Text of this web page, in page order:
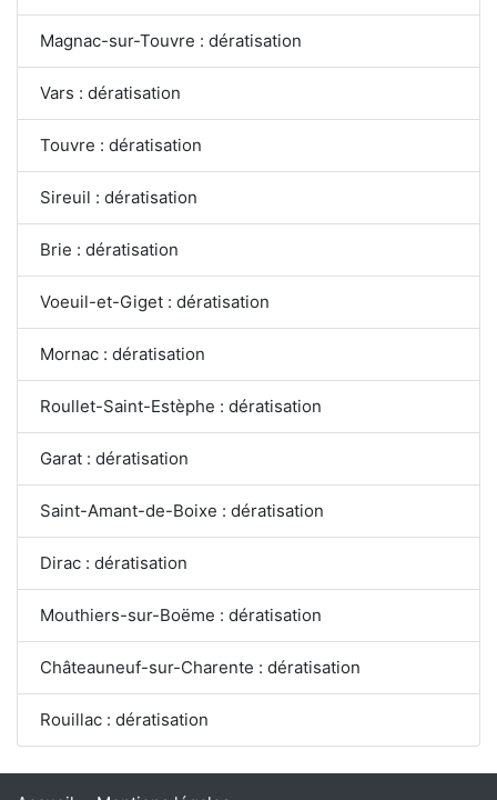
Magnac-sur-Touvre : dératisation
Vars : dératisation
Touvre : dératisation
Sireuil : dératisation
Brie : dératisation
Voeuil-et-Giget : dératisation
Mornac : dératisation
Roullet-Saint-Estèphe : dératisation
Garat : dératisation
Saint-Amant-de-Boixe : dératisation
Dirac : dératisation
Mouthiers-sur-Boëme : dératisation
Châteauneuf-sur-Charente : dératisation
Rouillac : dératisation